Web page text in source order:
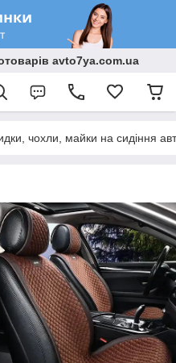
avto7ya.com.ua
чохли, майки на сидіння